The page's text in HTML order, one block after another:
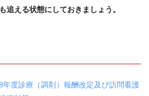
追える状態にしておきましょう。
度診療（調剤）報酬改定及び訪問看護